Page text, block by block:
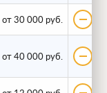
для
мостовых
от 30 000 руб.
от 40 000 руб.